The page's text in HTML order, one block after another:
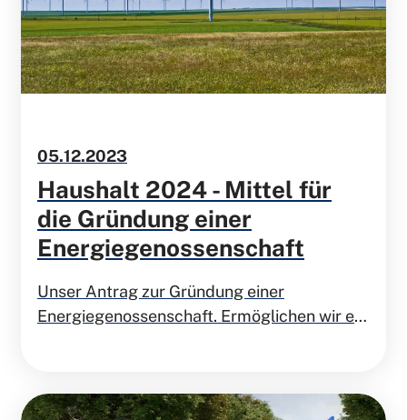
05.12.2023
Haushalt 2024 - Mittel für
die Gründung einer
Energiegenossenschaft
Unser Antrag zur Gründung einer
Energiegenossenschaft. Ermöglichen wir es